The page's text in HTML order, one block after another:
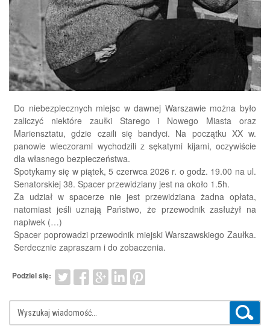
Do niebezpiecznych miejsc w dawnej Warszawie można było
zaliczyć niektóre zaułki Starego i Nowego Miasta oraz
Mariensztatu, gdzie czaili się bandyci. Na początku XX w.
panowie wieczorami wychodzili z sękatymi kijami, oczywiście
dla własnego bezpieczeństwa.
Spotykamy się w piątek, 5 czerwca 2026 r. o godz. 19.00 na ul.
Senatorskiej 38. Spacer przewidziany jest na około 1.5h.
Za udział w spacerze nie jest przewidziana żadna opłata,
natomiast jeśli uznają Państwo, że przewodnik zasłużył na
napiwek (…)
Spacer poprowadzi przewodnik miejski Warszawskiego Zaułka.
Serdecznie zapraszam i do zobaczenia.
Podziel się: